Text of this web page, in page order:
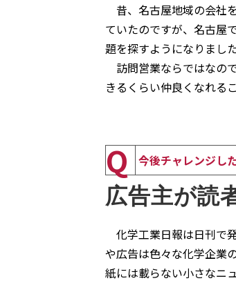
昔、名古屋地域の会社
ていたのですが、名古屋
題を探すようになりました
訪問営業ならではなの
きるくらい仲良くなれる
Q 今後チャレンジし
広告主が読
化学工業日報は日刊で
や広告は色々な化学企業
紙には載らない小さなニ